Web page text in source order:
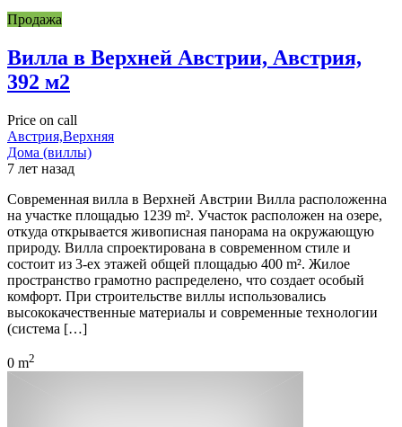
Продажа
Вилла в Верхней Австрии, Австрия,
392 м2
Price on call
Австрия,Верхняя
Дома (виллы)
7 лет назад
Современная вилла в Верхней Австрии Вилла расположенна
на участке площадью 1239 m². Участок расположен на озере,
откуда открывается живописная панорама на окружающую
природу. Вилла спроектирована в современном стиле и
состоит из 3-ех этажей общей площадью 400 m². Жилое
пространство грамотно распределено, что создает особый
комфорт. При строительстве виллы использовались
высококачественные материалы и современные технологии
(система […]
0 m2